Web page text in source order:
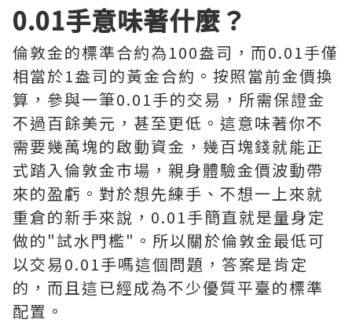
0.01手意味著什麼？
倫敦金的標準合約為100盎司，而0.01手僅
相當於1盎司的黃金合約。按照當前金價換
算，參與一筆0.01手的交易，所需保證金
不過百餘美元，甚至更低。這意味著你不
需要幾萬塊的啟動資金，幾百塊錢就能正
式踏入倫敦金市場，親身體驗金價波動帶
來的盈虧。對於想先練手、不想一上來就
重倉的新手來說，0.01手簡直就是量身定
做的"試水門檻"。所以關於倫敦金最低可
以交易0.01手嗎這個問題，答案是肯定
的，而且這已經成為不少優質平臺的標準
配置。